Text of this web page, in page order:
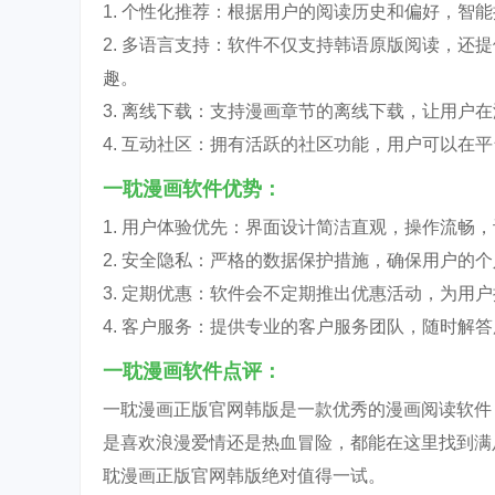
1. 个性化推荐：根据用户的阅读历史和偏好，智
2. 多语言支持：软件不仅支持韩语原版阅读，还
趣。
3. 离线下载：支持漫画章节的离线下载，让用户
4. 互动社区：拥有活跃的社区功能，用户可以在
一耽漫画软件优势：
1. 用户体验优先：界面设计简洁直观，操作流畅
2. 安全隐私：严格的数据保护措施，确保用户的
3. 定期优惠：软件会不定期推出优惠活动，为用
4. 客户服务：提供专业的客户服务团队，随时解
一耽漫画软件点评：
一耽漫画正版官网韩版是一款优秀的漫画阅读软
是喜欢浪漫爱情还是热血冒险，都能在这里找到
耽漫画正版官网韩版绝对值得一试。